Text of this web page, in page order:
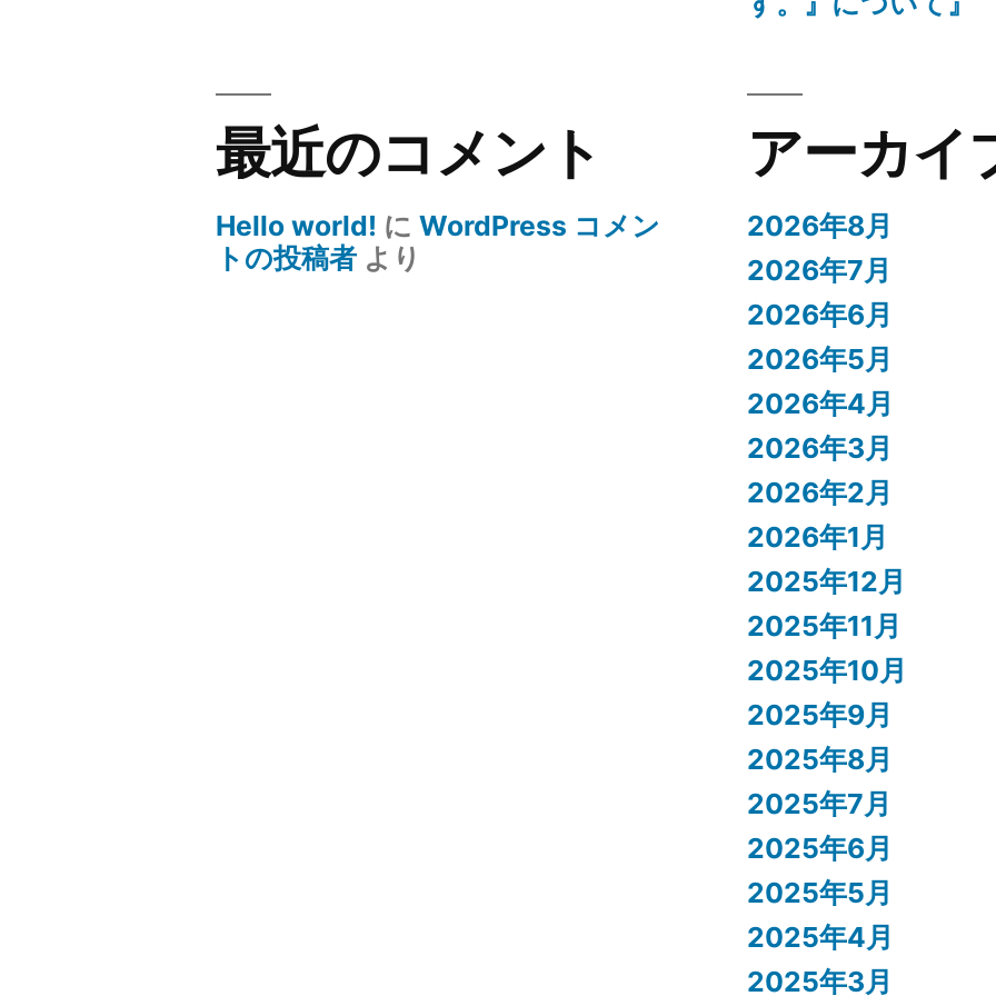
最近のコメント
Hello world! にWordPress コメン
トの投稿者 より
アーカイ
2026年8月
2026年7月
2026年6月
2026年5月
2026年4月
2026年3月
2026年2月
2026年1月
2025年12月
2025年11月
2025年10月
2025年9月
2025年8月
2025年7月
2025年6月
2025年5月
2025年4月
2025年3月